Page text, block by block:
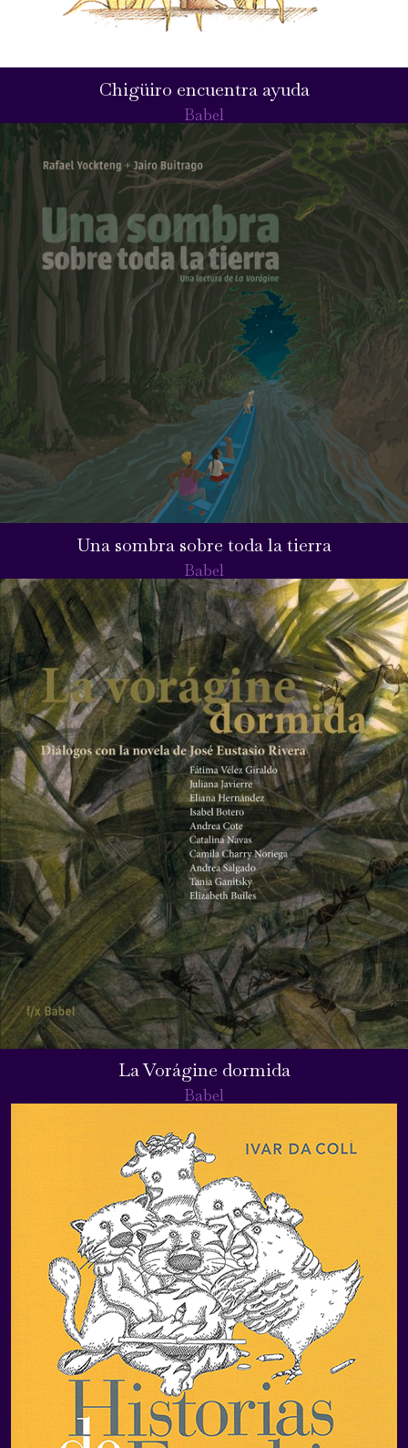
Chigüiro encuentra ayuda
Babel
Una sombra sobre toda la tierra
Babel
La Vorágine dormida
Babel